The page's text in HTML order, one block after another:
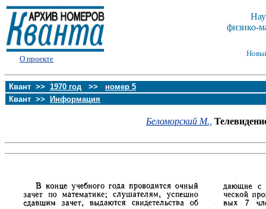
О проекте
физико-
Квант >> 1970 год >> номер 5
Квант >>
Информация
Беломорский М.,